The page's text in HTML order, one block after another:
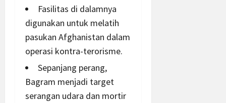
Fasilitas di dalamnya
digunakan untuk melatih
pasukan Afghanistan dalam
operasi kontra-terorisme.
Sepanjang perang,
Bagram menjadi target
serangan udara dan mortir